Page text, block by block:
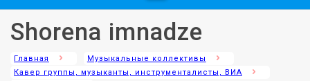
Shorena imnadze
Главная
Музыкальные коллективы
Кавер группы, музыканты, инструменталисты, ВИА